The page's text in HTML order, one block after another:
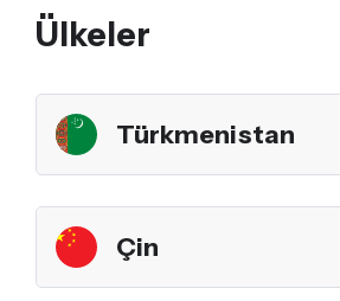
Ülkeler
Türkmenistan
Çin